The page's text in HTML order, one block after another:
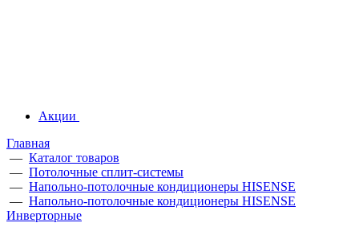
Акции
Главная
— Каталог товаров
— Потолочные сплит-системы
— Напольно-потолочные кондиционеры HISENSE
— Напольно-потолочные кондиционеры HISENSE
Инверторные